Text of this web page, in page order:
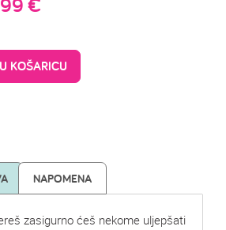
KOŠARICU
NAPOMENA
zasigurno ćeš nekome uljepšati